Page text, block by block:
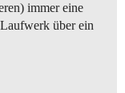
immer eine
über ein